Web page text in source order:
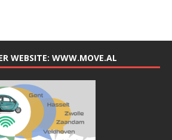
WEBSITE: WWW.MOVE.AL